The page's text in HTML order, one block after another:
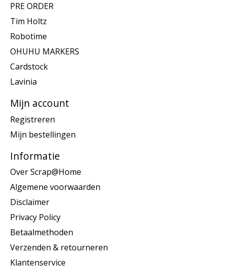
PRE ORDER
Tim Holtz
Robotime
OHUHU MARKERS
Cardstock
Lavinia
Mijn account
Registreren
Mijn bestellingen
Informatie
Over Scrap@Home
Algemene voorwaarden
Disclaimer
Privacy Policy
Betaalmethoden
Verzenden & retourneren
Klantenservice